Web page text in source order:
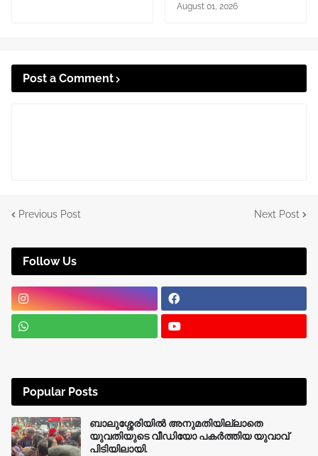
August 01, 2026
Post a Comment
Previous Post Next Post
Follow Us
Popular Posts
ബാലുശ്ശേരിയിൽ അനുമതിയില്ലാതെ
യുവതിയുടെ വീഡിയോ പകർത്തിയ യുവാവ്
പിടിയിലായി.